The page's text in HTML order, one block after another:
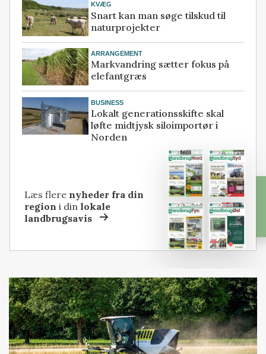
KVÆG
Snart kan man søge tilskud til
naturprojekter
ARRANGEMENT
Markvandring sætter fokus på
elefantgræs
BUSINESS
Lokalt generationsskifte skal
løfte midtjysk siloimportør i
Norden
Læs flere nyheder fra din
region i dinlokale
landbrugsavis